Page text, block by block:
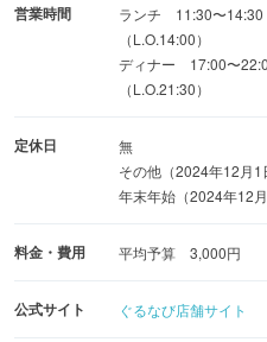
【梅島駅より徒歩30秒！記
スイーツにメッセージを添
提供！
季節限定オリジナルカクテル
営業時間
ランチ 11:30〜14:30
（L.O.14:00）
ディナー 17:00〜
（L.O.21:30）
定休日
無
その他（2024年12月1
年末年始（2024年12月
料金・費用 平均予算 3,000円
公式サイト ぐるなび店舗サイト